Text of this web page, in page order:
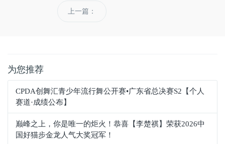
上一篇：
为您推荐
CPDA创舞汇青少年流行舞公开赛•广东省总决赛S2【个人
赛道·成绩公布】
巅峰之上，你是唯一的炬火！恭喜【李楚祺】荣获2026中
国好猫步金龙人气大奖冠军！